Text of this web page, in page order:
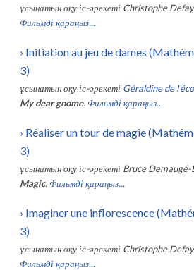
ұсынатын оқу іс-әрекеті Christophe
Фильмді қараңыз...
› Initiation au jeu de dames
3)
ұсынатын оқу іс-әрекеті Géraldine de
My dear gnome. Фильмді қараңыз...
› Réaliser un tour de magie
3)
ұсынатын оқу іс-әрекеті Bruce Demaugé-
Magic. Фильмді қараңыз...
› Imaginer une inflorescence
3)
ұсынатын оқу іс-әрекеті Christophe
Фильмді қараңыз...